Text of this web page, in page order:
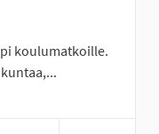
koulumatkoille.
Seinäjoki